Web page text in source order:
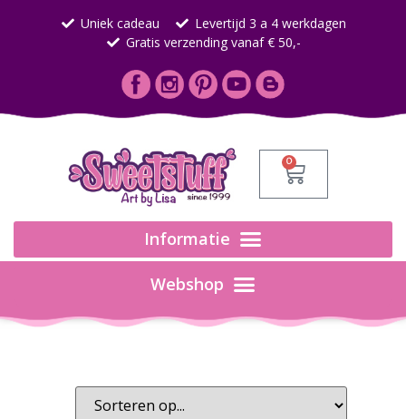
Uniek cadeau
Levertijd 3 a 4 werkdagen
Gratis verzending vanaf € 50,-
0